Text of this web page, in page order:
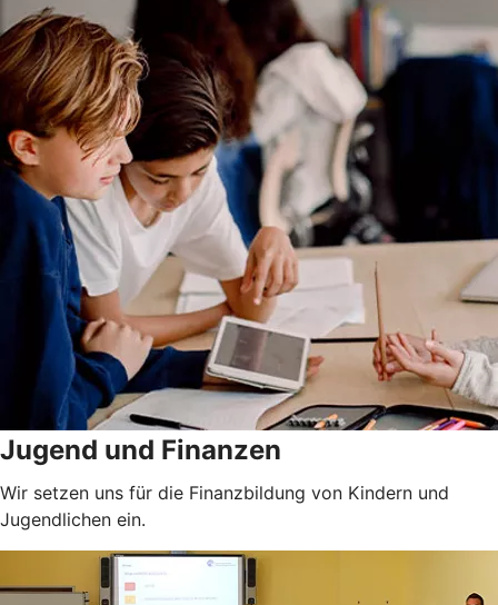
Jugend und Finanzen
Wir setzen uns für die Finanzbildung von Kindern und
Jugendlichen ein.